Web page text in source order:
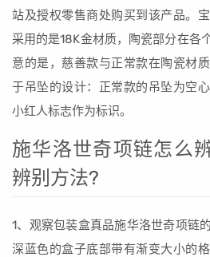
站及授权零售商处购买到该产品。
采用的是18K金材质，陶瓷部分在各
意的是，慈善款与正常款在陶瓷材
于吊坠的设计：正常款的吊坠为空
小红人标志作为标识。
施华洛世奇项链怎么
辨别方法?
1、观察包装盒真品施华洛世奇项链
深蓝色的盒子底部带有渐变大小的